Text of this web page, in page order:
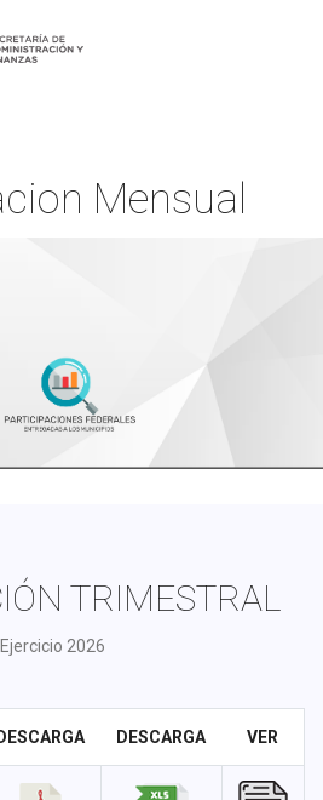
Mensual
TRIMESTRAL
Ejercicio 2026
DESCARGA DESCARGA VER